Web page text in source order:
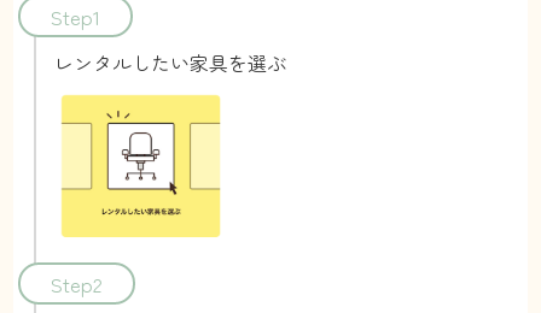
Step1
レンタルしたい家具を選ぶ
Step2